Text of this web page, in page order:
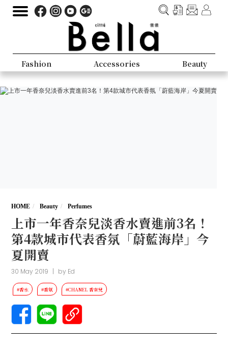
Fashion Accessories Beauty
HOME Beauty Perfumes
上市一年香奈兒淡香水賣進前3名！
第4款城市代表香氛「蔚藍海岸」今
夏開賣
30 May 2019 | by Ed
#香水 #香氛 #CHANEL 香奈兒